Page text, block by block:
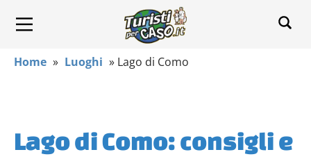
Home » Luoghi » Lago di Como
Lago di Como: consigli e